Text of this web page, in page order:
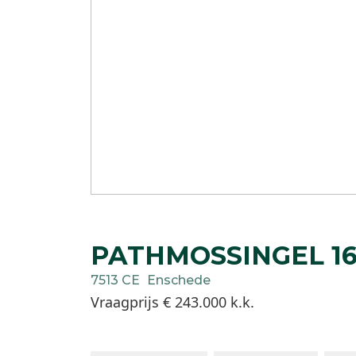
PATHMOSSINGEL
7513 CE Enschede
Vraagprijs € 243.000 k.k.